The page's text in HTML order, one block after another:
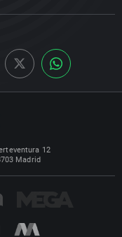
12
Madrid